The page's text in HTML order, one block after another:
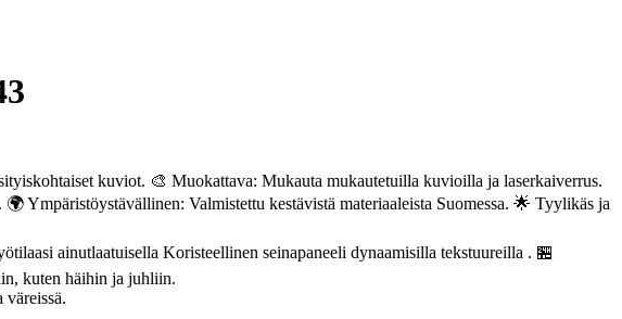
kuviot. 🎨 Muokattava: Mukauta mukautetuilla kuvioilla ja laserkaiverrus.
Valmistettu kestävistä materiaaleista Suomessa. 🌟 Tyylikäs ja
ainutlaatuisella Koristeellinen seinapaneeli dynaamisilla tekstuureilla . 🏪
kuten häihin ja juhliin.